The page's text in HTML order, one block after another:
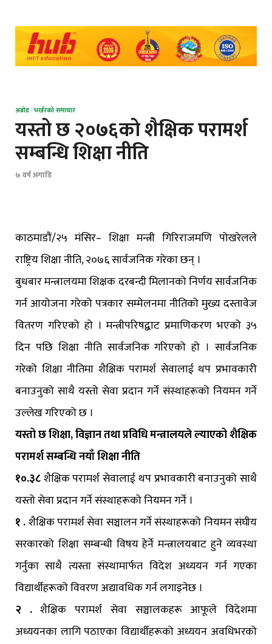
अब्रोड/भर्खरको समाचार
यस्तो छ २०७६को शैक्षिक परामर्श
सम्बन्धि शिक्षा नीति
७ वर्ष अगाडि
काठमाडौं/२५ मंसिर– शिक्षा मन्त्री गिरिराजमणि पोखरेलले
राष्ट्रिय शिक्षा नीति, २०७६ सार्वजनिक गरेका छन् ।
बुधबार मन्त्रालयमा शिक्षक दरबन्दी मिलानको निर्णय सार्वजनिक
गर्न आयोजना गरेको पत्रकार सम्मेलनमा नीतिको मुख्य दस्तावेज
वितरण गरिएको हो । मन्त्रीपरिषद्बाट प्रमाणिकरण भएको ३५
दिन पछि शिक्षा नीति सार्वजनिक गरिएको हो । सार्वजनिक
गरेको शिक्षा नीतिमा शैक्षिक परामर्श सेवालाई थप प्रभावकारी
बनाउनुको साथै यस्तो सेवा प्रदान गर्ने संस्थाहरूको नियमन गर्ने
उल्लेख गरिएको छ ।
यस्तो छ शिक्षा, विज्ञान तथा प्रविधि मन्त्रालयले ल्याएको शैक्षिक
परामर्श सम्बन्धि नयाँ शिक्षा नीति
१०.३८शैक्षिक परामर्श सेवालाई थप प्रभावकारी बनाउनुको साथै
यस्तो सेवा प्रदान गर्ने संस्थाहरूको नियमन गर्ने ।
१ .शैक्षिक परामर्श सेवा सञ्चालन गर्ने संस्थाहरूको नियमन संघीय
सरकारको शिक्षा सम्बन्धी विषय हेर्ने मन्त्रालयबाट हुने व्यवस्था
गर्नुका साथै त्यस्ता संस्थामार्फत विदेश अध्ययन गर्न गएका
विद्यार्थीहरूको विवरण अद्यावधिक गर्न लगाइनेछ ।
२ .शैक्षिक परामर्श सेवा सञ्चालकहरू आफूले विदेशमा
अध्ययनका लागि पठाएका विद्यार्थीहरूको अध्ययन अवधिभरको